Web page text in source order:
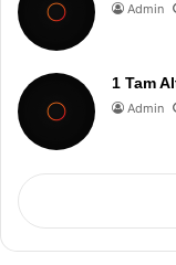
Admin
1 Tam
Admin